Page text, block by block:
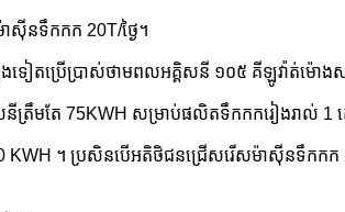
នទឹកកក 20T/ថ្ងៃ។
ទៀត​ប្រើប្រាស់​ថាមពល​អគ្គិសនី ១០៥ គីឡូវ៉ាត់ម៉ោ
ត្រឹមតែ 75KWH សម្រាប់ផលិតទឹកកករៀងរាល់ 1
។ ប្រសិនបើអតិថិជនជ្រើសរើសម៉ាស៊ីនទឹកកក